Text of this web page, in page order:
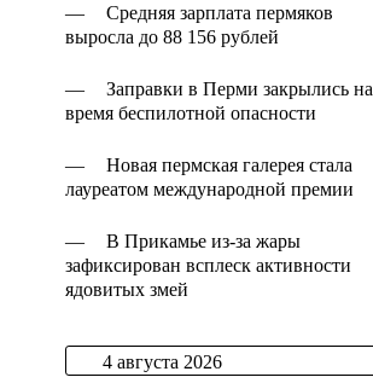
—
Средняя зарплата пермяков
выросла до 88 156 рублей
—
Заправки в Перми закрылись на
время беспилотной опасности
—
Новая пермская галерея стала
лауреатом международной премии
—
В Прикамье из-за жары
зафиксирован всплеск активности
ядовитых змей
4 августа 2026